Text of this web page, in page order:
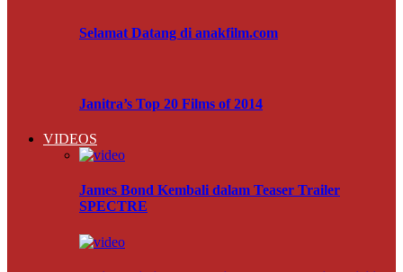
Selamat Datang di anakfilm.com
Janitra’s Top 20 Films of 2014
VIDEOS
James Bond Kembali dalam Teaser Trailer
SPECTRE